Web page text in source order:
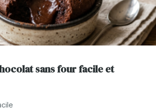
sans four facile et